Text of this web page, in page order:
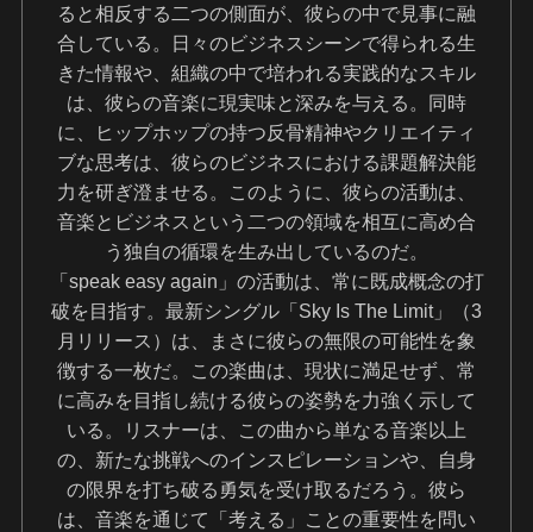
ると相反する二つの側面が、彼らの中で見事に融
合している。日々のビジネスシーンで得られる生
きた情報や、組織の中で培われる実践的なスキル
は、彼らの音楽に現実味と深みを与える。同時
に、ヒップホップの持つ反骨精神やクリエイティ
ブな思考は、彼らのビジネスにおける課題解決能
力を研ぎ澄ませる。このように、彼らの活動は、
音楽とビジネスという二つの領域を相互に高め合
う独自の循環を生み出しているのだ。
「speak easy again」の活動は、常に既成概念の打
破を目指す。最新シングル「Sky Is The Limit」（3
月リリース）は、まさに彼らの無限の可能性を象
徴する一枚だ。この楽曲は、現状に満足せず、常
に高みを目指し続ける彼らの姿勢を力強く示して
いる。リスナーは、この曲から単なる音楽以上
の、新たな挑戦へのインスピレーションや、自身
の限界を打ち破る勇気を受け取るだろう。彼ら
は、音楽を通じて「考える」ことの重要性を問い